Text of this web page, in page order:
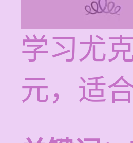
学习尤
元，适